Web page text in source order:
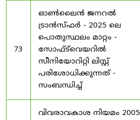
73
ഓൺലൈൻ ജനറൽ
ട്രാൻസ്ഫർ - 2025 ലെ
പൊതുസ്ഥലം മാറ്റം -
സോഫ്ട്‍വെയറിൽ
സീനിയോറിറ്റി ലിസ്റ്റ്
പരിശോധിക്കുന്നത് -
സംബന്ധിച്ച്
വിവരാവകാശ നിയമം 2005